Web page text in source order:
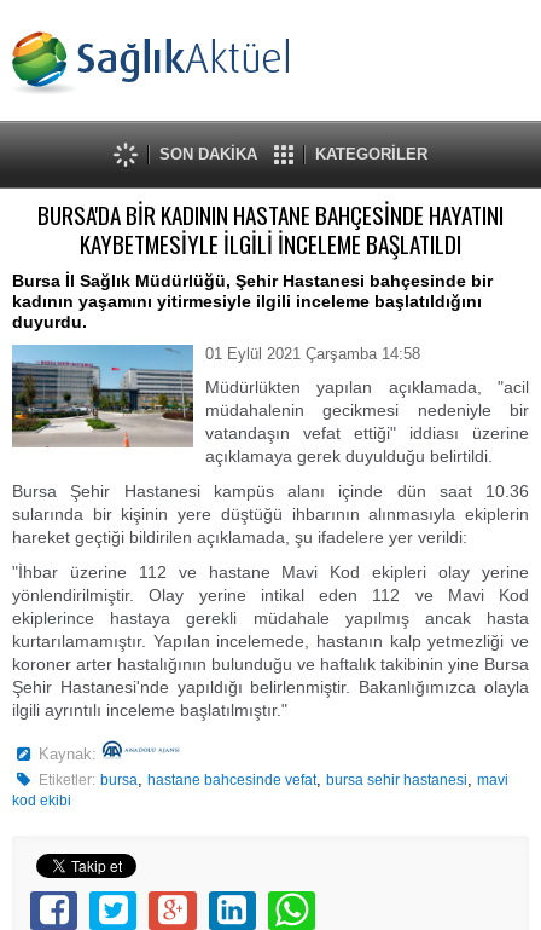
SON DAKİKA KATEGORİLER
BURSA'DA BİR KADININ HASTANE BAHÇESİNDE HAYATINI
KAYBETMESİYLE İLGİLİ İNCELEME BAŞLATILDI
Bursa İl Sağlık Müdürlüğü, Şehir Hastanesi bahçesinde bir
kadının yaşamını yitirmesiyle ilgili inceleme başlatıldığını
duyurdu.
01 Eylül 2021 Çarşamba 14:58
Müdürlükten yapılan açıklamada, "acil
müdahalenin gecikmesi nedeniyle bir
vatandaşın vefat ettiği" iddiası üzerine
açıklamaya gerek duyulduğu belirtildi.
Bursa Şehir Hastanesi kampüs alanı içinde dün saat 10.36
sularında bir kişinin yere düştüğü ihbarının alınmasıyla ekiplerin
hareket geçtiği bildirilen açıklamada, şu ifadelere yer verildi:
"İhbar üzerine 112 ve hastane Mavi Kod ekipleri olay yerine
yönlendirilmiştir. Olay yerine intikal eden 112 ve Mavi Kod
ekiplerince hastaya gerekli müdahale yapılmış ancak hasta
kurtarılamamıştır. Yapılan incelemede, hastanın kalp yetmezliği ve
koroner arter hastalığının bulunduğu ve haftalık takibinin yine Bursa
Şehir Hastanesi'nde yapıldığı belirlenmiştir. Bakanlığımızca olayla
ilgili ayrıntılı inceleme başlatılmıştır."
Kaynak:
Etiketler: bursa,hastane bahcesinde vefat,bursa sehir hastanesi,mavi
kod ekibi